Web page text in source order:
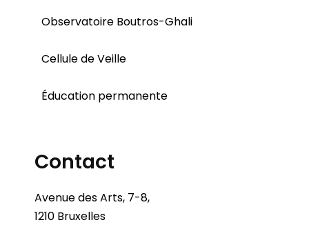
Observatoire Boutros-Ghali
Cellule de Veille
Éducation permanente
Contact
Avenue des Arts, 7-8,
1210 Bruxelles